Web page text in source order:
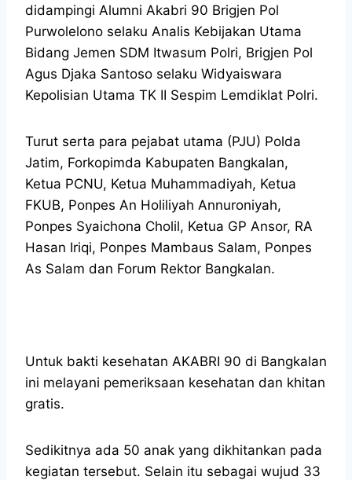
didampingi Alumni Akabri 90 Brigjen Pol
Purwolelono selaku Analis Kebijakan Utama
Bidang Jemen SDM Itwasum Polri, Brigjen Pol
Agus Djaka Santoso selaku Widyaiswara
Kepolisian Utama TK II Sespim Lemdiklat Polri.
Turut serta para pejabat utama (PJU) Polda
Jatim, Forkopimda Kabupaten Bangkalan,
Ketua PCNU, Ketua Muhammadiyah, Ketua
FKUB, Ponpes An Holiliyah Annuroniyah,
Ponpes Syaichona Cholil, Ketua GP Ansor, RA
Hasan Iriqi, Ponpes Mambaus Salam, Ponpes
As Salam dan Forum Rektor Bangkalan.
Untuk bakti kesehatan AKABRI 90 di Bangkalan
ini melayani pemeriksaan kesehatan dan khitan
gratis.
Sedikitnya ada 50 anak yang dikhitankan pada
kegiatan tersebut. Selain itu sebagai wujud 33